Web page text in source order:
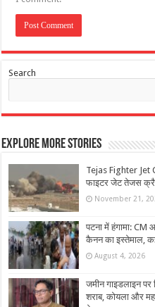
Search
Explore More Stories
Tejas Fighter Jet
फाइटर जेट तेजस
November 21,
पटना में हंगामा: CM
कैनन का इस्तेमाल,
August 4, 2026
जमीन गाइडलाइन पर
शराब, कोयला और